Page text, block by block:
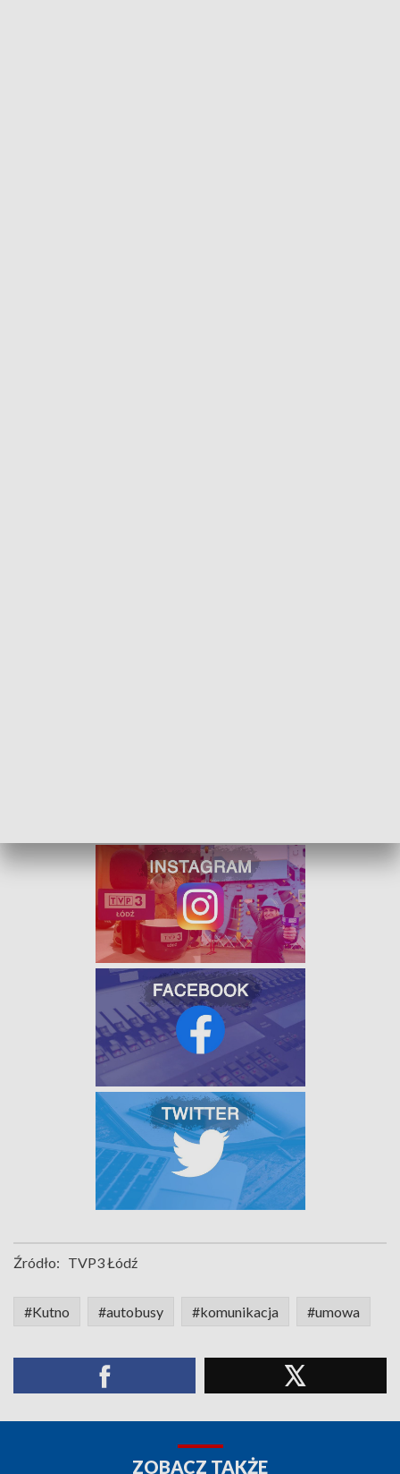
Źródło: TVP3 Łódź
#Kutno #autobusy #komunikacja #umowa
ZOBACZ TAKŻE